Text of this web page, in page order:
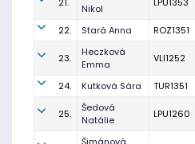
Nikol
22. Stará Anna ROZ1351
23.
Heczková
Emma
VLI1252
24. Kutková Sára TUR1351
25.
Šedová
Natálie
LPU1260